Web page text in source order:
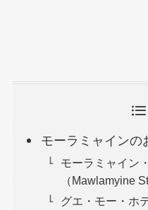
モーラミャインの
モーラミャイン
（Mawlamyine
グエ・モー・ホ